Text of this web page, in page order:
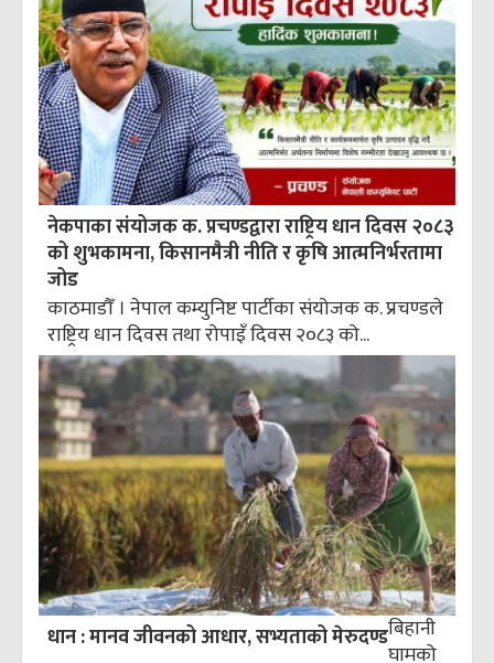
नेकपाका संयोजक क. प्रचण्डद्वारा राष्ट्रिय धान दिवस २०८३
को शुभकामना, किसानमैत्री नीति र कृषि आत्मनिर्भरतामा
जोड
काठमाडौँ । नेपाल कम्युनिष्ट पार्टीका संयोजक क. प्रचण्डले
राष्ट्रिय धान दिवस तथा रोपाइँ दिवस २०८३ को...
धान : मानव जीवनको आधार, सभ्यताको मेरुदण्डबिहानी
घामको